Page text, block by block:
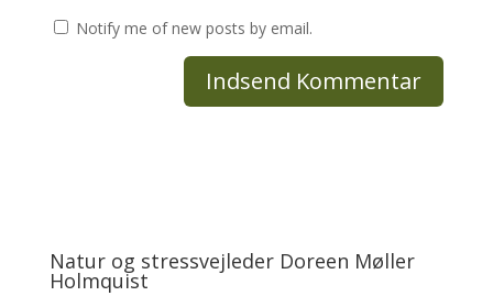
Notify me of new posts by email.
Natur og stressvejleder Doreen Møller
Holmquist